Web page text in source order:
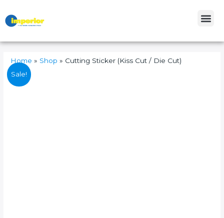
content
Home » Shop » Cutting Sticker (Kiss Cut / Die Cut)
Sale!
Cutting
Sticker